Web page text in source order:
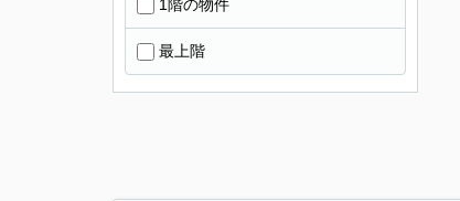
1階の物件
最上階